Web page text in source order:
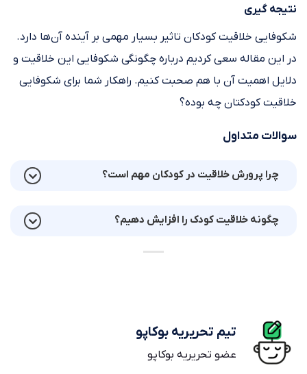
نتیجه گیری
شکوفایی خلاقیت کودکان تاثیر بسیار مهمی بر آینده آن‌ها دارد.
در این مقاله سعی کردیم درباره چگونگی شکوفایی این خلاقیت و
دلایل اهمیت آن با هم صحبت کنیم. راهکار شما برای شکوفایی
خلاقیت کودکتان چه بوده؟
سوالات متداول
چرا پرورش خلاقیت در کودکان مهم است؟
چگونه خلاقیت کودک را افزایش دهیم؟
تیم تحریریه بوکاپو
عضو تحریریه بوکاپو